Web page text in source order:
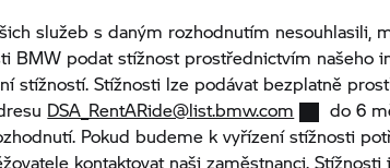
služeb s daným rozhodnutím nesouhlasili,
BMW podat stížnost prostřednictvím našeho
stížností. Stížnosti lze podávat bezplatně
DSA_RentARide@list.bmw.com
do 6
Pokud budeme k vyřízení stížnosti
kontaktovat naši zaměstnanci. Stížnosti